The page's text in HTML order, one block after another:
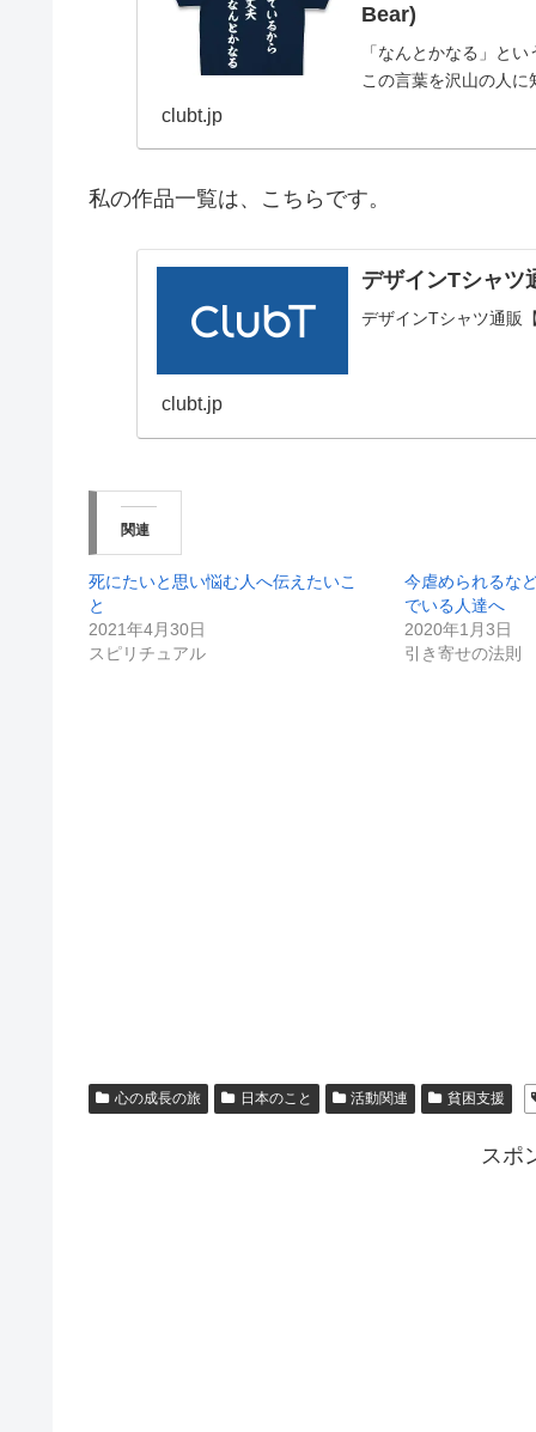
Bear)
「なんとかなる」と
この言葉を沢山の人
clubt.jp
私の作品一覧は、こちらです。
デザインTシャツ
デザインTシャツ通販
clubt.jp
関連
死にたいと思い悩む人へ伝えたいこ
と
2021年4月30日
スピリチュアル
今虐められるな
でいる人達へ
2020年1月3日
引き寄せの法則
心の成長の旅 日本のこと 活動関連 貧困支援
スポ